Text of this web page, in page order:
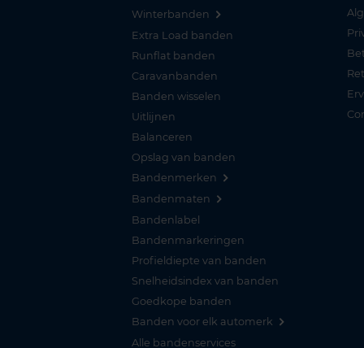
Winterbanden
Extra Load banden
Runflat banden
Caravanbanden
Banden wisselen
Uitlijnen
Balanceren
Opslag van banden
Bandenmerken
Bandenmaten
Bandenlabel
Bandenmarkeringen
Profieldiepte van banden
Snelheidsindex van banden
Goedkope banden
Banden voor elk automerk
Alle bandenservices